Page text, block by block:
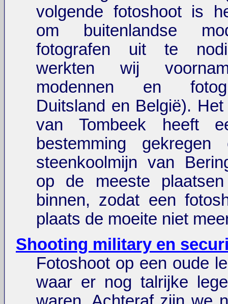
volgende fotoshoot is
om buitenlandse
fotografen uit te
werkten wij
modennen en
Duitsland en België).
van Tombeek heeft
bestemming
steenkoolmijn van
op de meeste
binnen, zodat een
plaats de moeite niet
Shooting military en
Fotoshoot op een oude
waar er nog talrijke